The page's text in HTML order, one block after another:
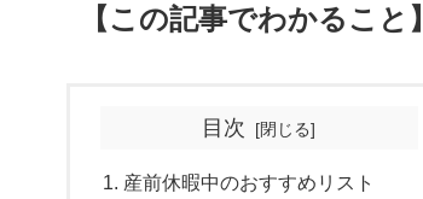
【この記事でわかること】
目次
産前休暇中のおすすめリスト